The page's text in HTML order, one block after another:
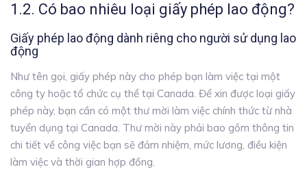
1.2. Có bao nhiêu loại giấy phép lao động?
Giấy phép lao động dành riêng cho người sử dụng lao
động
Như tên gọi, giấy phép này cho phép bạn làm việc tại một
công ty hoặc tổ chức cụ thể tại Canada. Để xin được loại giấy
phép này, bạn cần có một thư mời làm việc chính thức từ nhà
tuyển dụng tại Canada. Thư mời này phải bao gồm thông tin
chi tiết về công việc bạn sẽ đảm nhiệm, mức lương, điều kiện
làm việc và thời gian hợp đồng.